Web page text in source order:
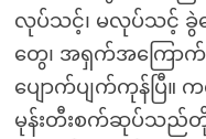
လုပ်သင့်၊ မလုပ်သင့်
တွေ၊ အရှက်အကြောက်
ပျောက်ပျက်ကုန်ပြီ။
မုန်းတီးစက်ဆုပ်သည်